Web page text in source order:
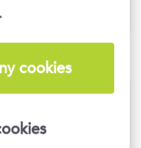
.
cookies